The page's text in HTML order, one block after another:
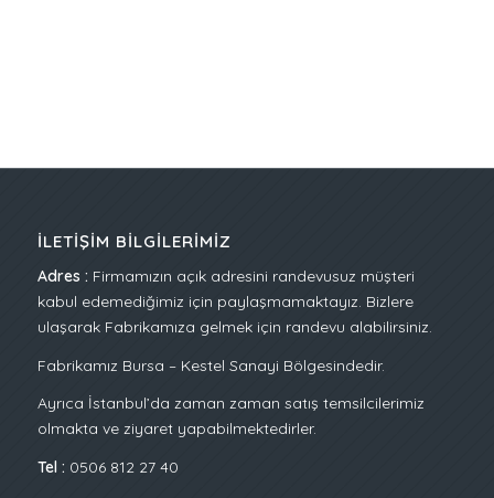
İLETIŞIM BILGILERIMIZ
Adres : Firmamızın açık adresini randevusuz müşteri
kabul edemediğimiz için paylaşmamaktayız. Bizlere
ulaşarak Fabrikamıza gelmek için randevu alabilirsiniz.
Fabrikamız Bursa – Kestel Sanayi Bölgesindedir.
Ayrıca İstanbul’da zaman zaman satış temsilcilerimiz
olmakta ve ziyaret yapabilmektedirler.
Tel : 0506 812 27 40